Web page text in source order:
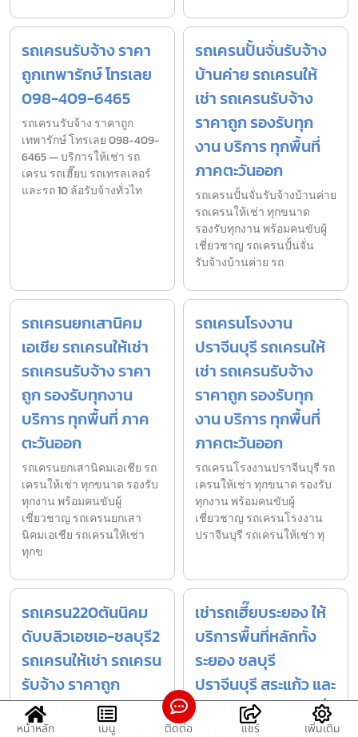
รถเครนรับจ้าง ราคา
ถูกเทพารักษ์ โทรเลย
098-409-6465
รถเครนรับจ้าง ราคาถูก
เทพารักษ์ โทรเลย 098-409-
6465 — บริการให้เช่า รถ
เครน รถเฮี๊ยบ รถเทรลเลอร์
และรถ 10 ล้อรับจ้างทั่วไท
รถเครนปั้นจั่นรับจ้าง
บ้านค่าย รถเครนให้
เช่า รถเครนรับจ้าง
ราคาถูก รองรับทุก
งาน บริการ ทุกพื้นที่
ภาคตะวันออก
รถเครนปั้นจั่นรับจ้างบ้านค่าย
รถเครนให้เช่า ทุกขนาด
รองรับทุกงาน พร้อมคนขับผู้
เชี่ยวชาญ รถเครนปั้นจั่น
รับจ้างบ้านค่าย รถ
รถเครนยกเสานิคม
เอเชีย รถเครนให้เช่า
รถเครนรับจ้าง ราคา
ถูก รองรับทุกงาน
บริการ ทุกพื้นที่ ภาค
ตะวันออก
รถเครนยกเสานิคมเอเชีย รถ
เครนให้เช่า ทุกขนาด รองรับ
ทุกงาน พร้อมคนขับผู้
เชี่ยวชาญ รถเครนยกเสา
นิคมเอเชีย รถเครนให้เช่า
ทุกข
รถเครนโรงงาน
ปราจีนบุรี รถเครนให้
เช่า รถเครนรับจ้าง
ราคาถูก รองรับทุก
งาน บริการ ทุกพื้นที่
ภาคตะวันออก
รถเครนโรงงานปราจีนบุรี รถ
เครนให้เช่า ทุกขนาด รองรับ
ทุกงาน พร้อมคนขับผู้
เชี่ยวชาญ รถเครนโรงงาน
ปราจีนบุรี รถเครนให้เช่า ทุ
รถเครน220ตันนิคม
ดับบลิวเอชเอ-ชลบุรี2
รถเครนให้เช่า รถเครน
รับจ้าง ราคาถูก
รองรับทุกงาน บริการ
เช่ารถเฮี๊ยบระยอง ให้
บริการพื้นที่หลักทั้ง
ระยอง ชลบุรี
ปราจีนบุรี สระแก้ว และ
จันทบุรี ด้วยทีมงานที่
หน้าหลัก เมนู ติดต่อ แชร์ เพิ่มเติม